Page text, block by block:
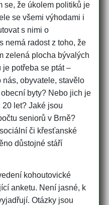
se, že úkolem politiků je
se všemi výhodami i
s nimi o
nemá radost z toho, že
zelená plocha bývalých
potřeba se ptát –
nás, obyvatele, stavělo
byty? Nebo jich je
20 let? Jaké jsou
seniorů v Brně?
či křesťanské
důstojné stáří
kohoutovické
anketu. Není jasné, k
Otázky jsou